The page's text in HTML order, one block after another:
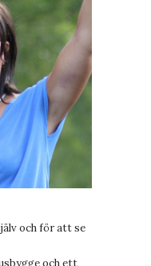
och för att se